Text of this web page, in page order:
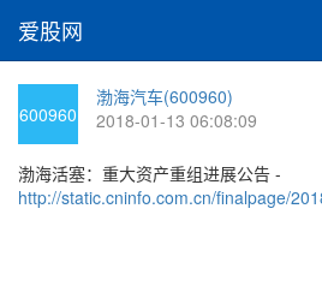
爱股网
600960
渤海汽车(600960)
2018-01-13 06:08:09
渤海活塞：重大资产重组进展公告 -
http://static.cninfo.com.cn/finalpage/